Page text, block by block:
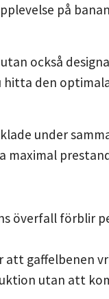
på
också
den
under
maximal
överfall förblir
gaffelbenen
utan att